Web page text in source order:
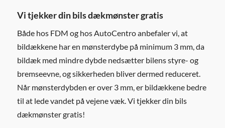
Vi tjekker din bils dækmønster gratis
Både hos FDM og hos AutoCentro anbefaler vi, at
bildækkene har en mønsterdybe på minimum 3 mm, da
bildæk med mindre dybde nedsætter bilens styre- og
bremseevne, og sikkerheden bliver dermed reduceret.
Når mønsterdybden er over 3 mm, er bildækkene bedre
til at lede vandet på vejene væk. Vi tjekker din bils
dækmønster gratis!